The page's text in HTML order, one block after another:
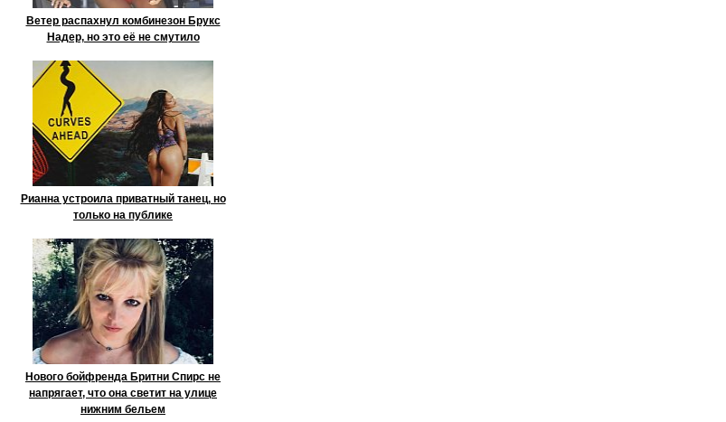
Ветер распахнул комбинезон Брукс
Надер, но это её не смутило
Рианна устроила приватный танец, но
только на публике
Нового бойфренда Бритни Спирс не
напрягает, что она светит на улице
нижним бельем